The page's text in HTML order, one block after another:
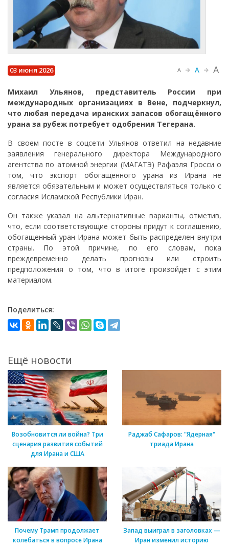
03 июня 2026 A A A
Михаил Ульянов, представитель России при
международных организациях в Вене, подчеркнул,
что любая передача иранских запасов обогащённого
урана за рубеж потребует одобрения Тегерана.
В своем посте в соцсети Ульянов ответил на недавние
заявления генерального директора Международного
агентства по атомной энергии (МАГАТЭ) Рафаэля Гросси о
том, что экспорт обогащенного урана из Ирана не
является обязательным и может осуществляться только с
согласия Исламской Республики Иран.
Он также указал на альтернативные варианты, отметив,
что, если соответствующие стороны придут к соглашению,
обогащенный уран Ирана может быть распределен внутри
страны. По этой причине, по его словам, пока
преждевременно делать прогнозы или строить
предположения о том, что в итоге произойдет с этим
материалом.
Поделиться:
Ещё новости
Возобновится ли война? Три
сценария развития событий
для Ирана и США
Раджаб Сафаров: "Ядерная"
триада Ирана
Почему Трамп продолжает
колебаться в вопросе Ирана
Запад выиграл в заголовках —
Иран изменил историю